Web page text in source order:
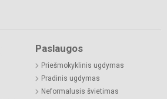
Paslaugos
Priešmokyklinis ugdymas
Pradinis ugdymas
Neformalusis švietimas